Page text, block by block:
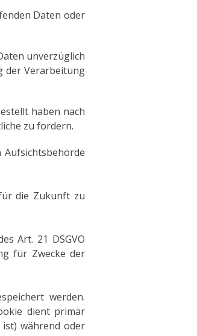
Daten oder
unverzüglich
der Verarbeitung
haben nach
zu fordern.
Aufsichtsbehörde
die Zukunft zu
Art. 21 DSGVO
für Zwecke der
werden.
dient primär
ist) während oder